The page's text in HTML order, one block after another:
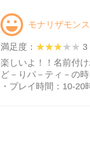
モナリザモン
満足度：
3
楽しいよ！！名前付
ど－りパ－ティ－の
・プレイ時間：10-20